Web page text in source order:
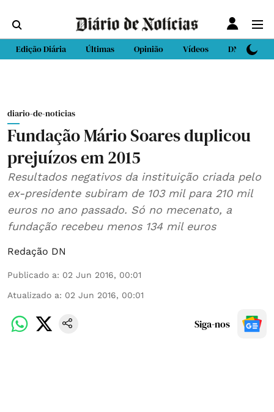
Edição Diária Últimas Opinião Vídeos DN Sport
diario-de-noticias
Fundação Mário Soares duplicou
prejuízos em 2015
Resultados negativos da instituição criada pelo
ex-presidente subiram de 103 mil para 210 mil
euros no ano passado. Só no mecenato, a
fundação recebeu menos 134 mil euros
Redação DN
Publicado a: 02 Jun 2016, 00:01
Atualizado a: 02 Jun 2016, 00:01
Siga-nos